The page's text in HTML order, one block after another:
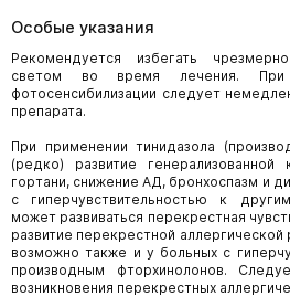
Особые указания
Рекомендуется избегать
светом во время лечения. При
фотосенсибилизации следует
препарата.
При применении тинидазола
(редко) развитие
гортани, снижение АД, бронхоспазм и
с гиперчувствительностью к
может развиваться перекрестная
развитие перекрестной
возможно также и у больных с
производным фторхинолонов.
возникновения перекрестных